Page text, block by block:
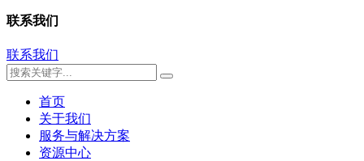
联系我们
联系我们
首页
关于我们
服务与解决方案
资源中心